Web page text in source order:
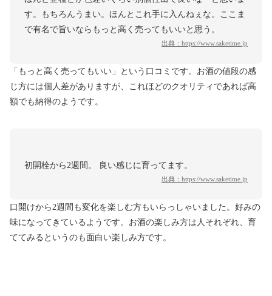
す。もちろんうまい。ほんとこれ手に入んねぇな。ここま
で有名で旨いならもっと高く売ってもいいと思う。
出典： https://www.saketime.jp
「もっと高く売ってもいい」という口コミです。お酒の値段の感
じ方には個人差がありますが、これほどのクオリティであれば高
額でも納得のようです。
初開栓から2週間。 良い感じに育ってます。
出典： https://www.saketime.jp
口開けから2週間も変化を楽しむ方もいらっしゃいました。好みの
味になってきているようです。お酒の楽しみ方は人それぞれ、育
ててみるというのも面白い楽しみ方です。